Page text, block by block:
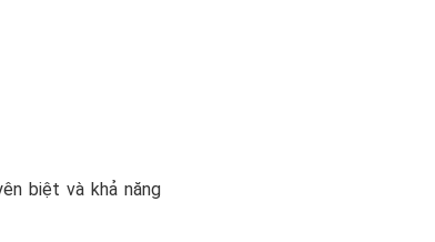
biệt và khả năng